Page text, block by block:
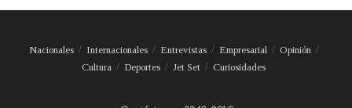
Nacionales Internacionales Entrevistas Empresarial
Opinión
Cultura
Deportes Jet Set Curiosidades